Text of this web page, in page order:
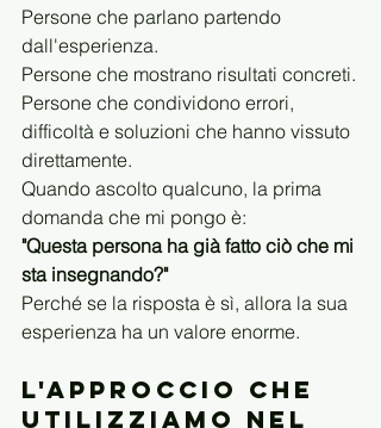
Persone che parlano partendo
dall'esperienza.
Persone che mostrano risultati concreti.
Persone che condividono errori,
difficoltà e soluzioni che hanno vissuto
direttamente.
Quando ascolto qualcuno, la prima
domanda che mi pongo è:
"Questa persona ha già fatto ciò che mi
sta insegnando?"
Perché se la risposta è sì, allora la sua
esperienza ha un valore enorme.
L'approccio che
utilizziamo nel